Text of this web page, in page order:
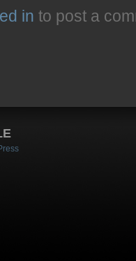
in to post a